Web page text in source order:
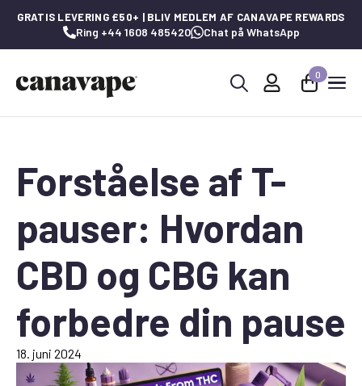
GRATIS LEVERING £50+ | BLIV MEDLEM AF CANAVAPE REWARDS
Ring +44 1608 485420 Chat på WhatsApp
0
Forståelse af T-
pauser: Hvordan
CBD og CBG kan
forbedre din pause
18. juni 2024